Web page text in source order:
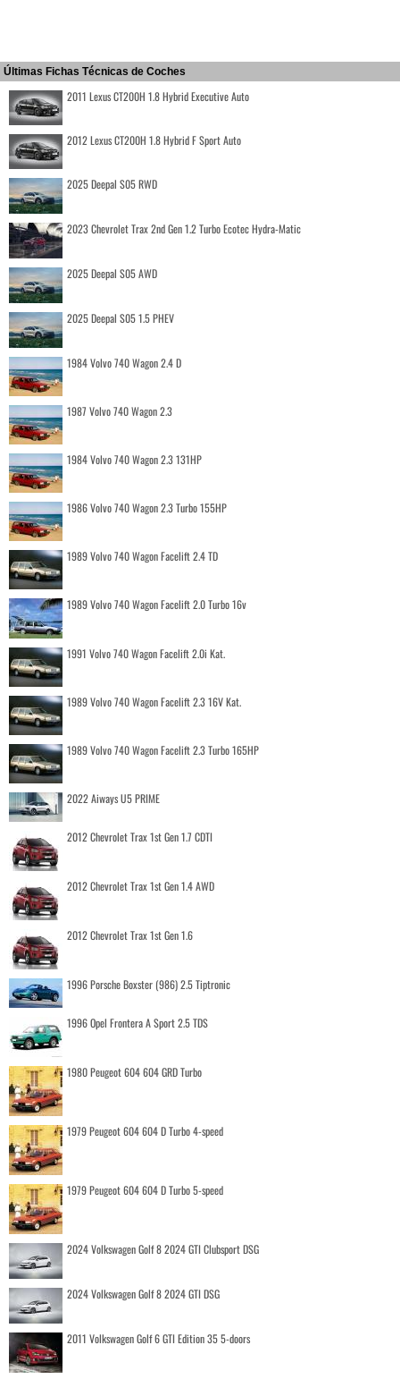
Últimas Fichas Técnicas de Coches
2011 Lexus CT200H 1.8 Hybrid Executive Auto
2012 Lexus CT200H 1.8 Hybrid F Sport Auto
2025 Deepal S05 RWD
2023 Chevrolet Trax 2nd Gen 1.2 Turbo Ecotec Hydra-Matic
2025 Deepal S05 AWD
2025 Deepal S05 1.5 PHEV
1984 Volvo 740 Wagon 2.4 D
1987 Volvo 740 Wagon 2.3
1984 Volvo 740 Wagon 2.3 131HP
1986 Volvo 740 Wagon 2.3 Turbo 155HP
1989 Volvo 740 Wagon Facelift 2.4 TD
1989 Volvo 740 Wagon Facelift 2.0 Turbo 16v
1991 Volvo 740 Wagon Facelift 2.0i Kat.
1989 Volvo 740 Wagon Facelift 2.3 16V Kat.
1989 Volvo 740 Wagon Facelift 2.3 Turbo 165HP
2022 Aiways U5 PRIME
2012 Chevrolet Trax 1st Gen 1.7 CDTI
2012 Chevrolet Trax 1st Gen 1.4 AWD
2012 Chevrolet Trax 1st Gen 1.6
1996 Porsche Boxster (986) 2.5 Tiptronic
1996 Opel Frontera A Sport 2.5 TDS
1980 Peugeot 604 604 GRD Turbo
1979 Peugeot 604 604 D Turbo 4-speed
1979 Peugeot 604 604 D Turbo 5-speed
2024 Volkswagen Golf 8 2024 GTI Clubsport DSG
2024 Volkswagen Golf 8 2024 GTI DSG
2011 Volkswagen Golf 6 GTI Edition 35 5-doors